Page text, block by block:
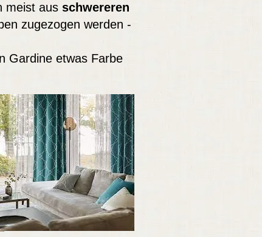
meist aus schwereren
zugezogen werden -
Gardine etwas Farbe